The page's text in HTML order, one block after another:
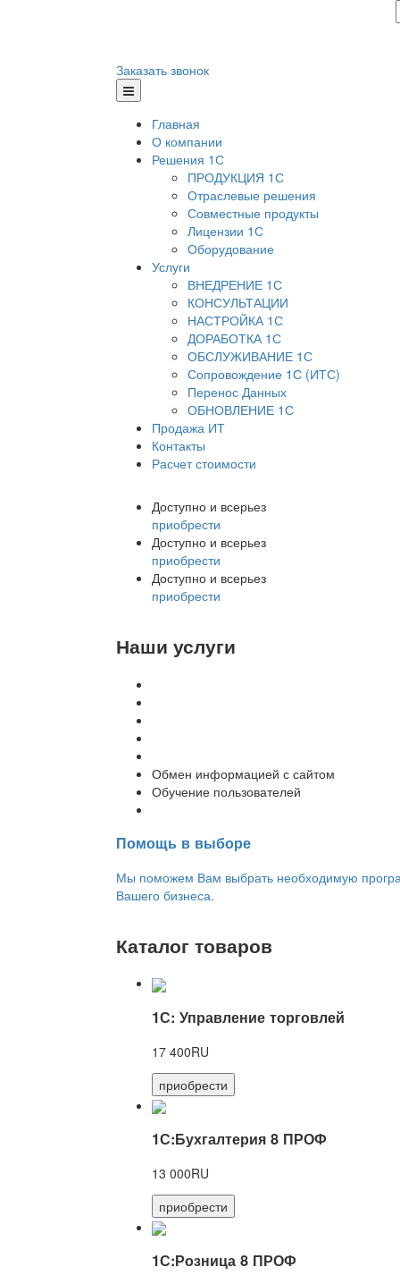
Заказать звонок
Главная
О компании
Решения 1С
ПРОДУКЦИЯ 1С
Отраслевые решения
Совместные продукты
Лицензии 1С
Оборудование
Услуги
ВНЕДРЕНИЕ 1С
КОНСУЛЬТАЦИИ
НАСТРОЙКА 1С
ДОРАБОТКА 1С
ОБСЛУЖИВАНИЕ 1С
Сопровождение 1С (ИТС)
Перенос Данных
ОБНОВЛЕНИЕ 1С
Продажа ИТ
Контакты
Расчет стоимости
Доступно и всерьез
приобрести
Доступно и всерьез
приобрести
Доступно и всерьез
приобрести
Наши услуги
Обмен информацией с сайтом
Обучение пользователей
Помощь в выборе
Мы поможем Вам выбрать необходимую
Вашего бизнеса.
Каталог товаров
1С: Управление торговлей
17 400RU
приобрести
1С:Бухгалтерия 8 ПРОФ
13 000RU
приобрести
1С:Розница 8 ПРОФ